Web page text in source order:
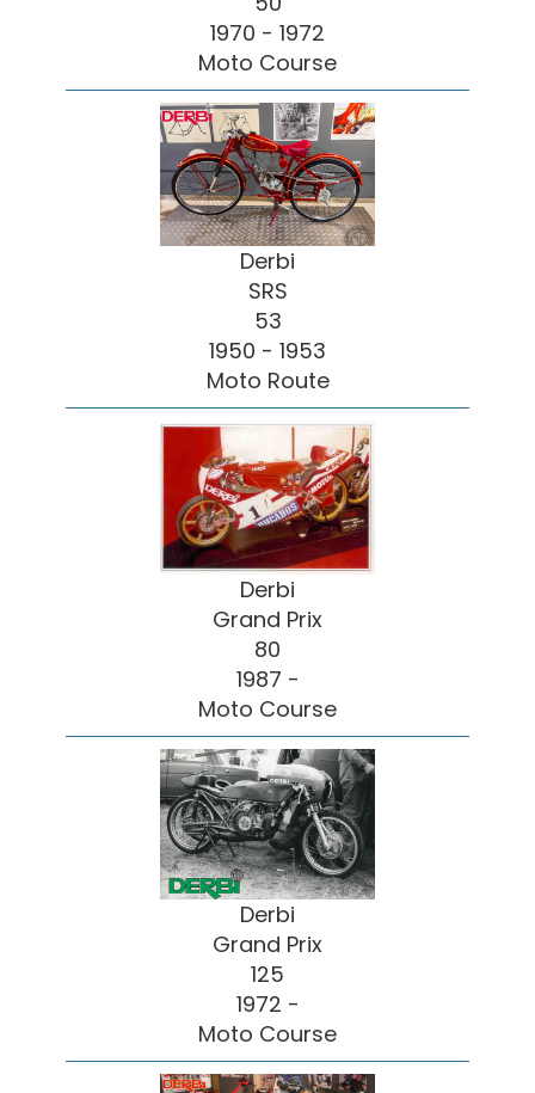
1970 - 1972
Moto Course
Derbi
SRS
53
1950 - 1953
Moto Route
Derbi
Grand Prix
80
1987 -
Moto Course
Derbi
Grand Prix
125
1972 -
Moto Course